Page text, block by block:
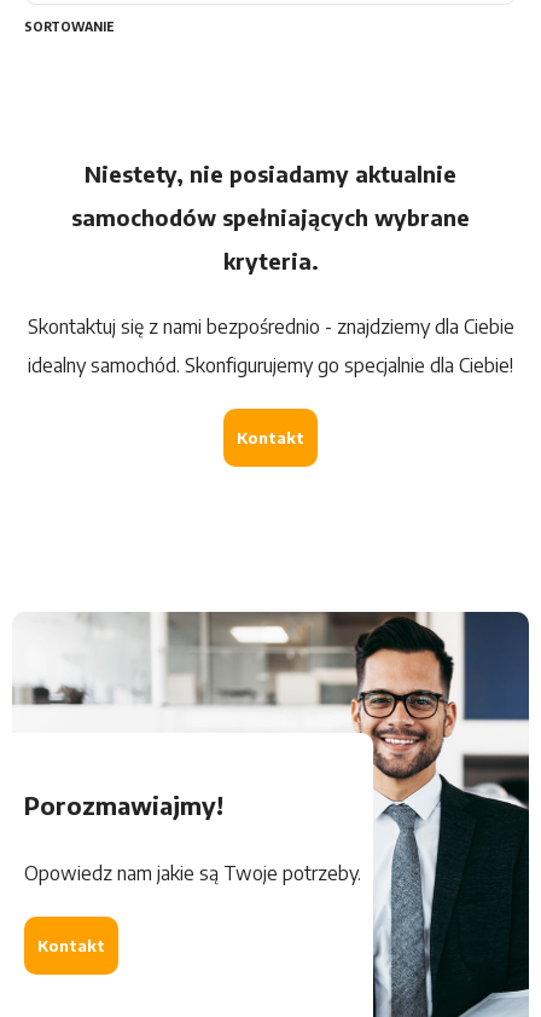
SORTOWANIE
Niestety, nie posiadamy aktualnie
samochodów spełniających wybrane
kryteria.
Skontaktuj się z nami bezpośrednio - znajdziemy dla Ciebie
idealny samochód. Skonfigurujemy go specjalnie dla Ciebie!
Kontakt
Porozmawiajmy!
Opowiedz nam jakie są Twoje potrzeby.
Kontakt